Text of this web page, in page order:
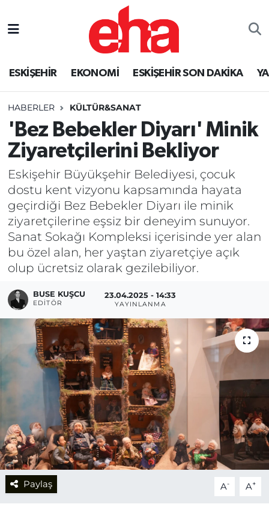
ESKİŞEHİR EKONOMİ ESKİŞEHİR SON DAKİKA
HABERLER KÜLTÜR&SANAT
'Bez Bebekler Diyarı' Minik
Ziyaretçilerini Bekliyor
Eskişehir Büyükşehir Belediyesi, çocuk
dostu kent vizyonu kapsamında hayata
geçirdiği Bez Bebekler Diyarı ile minik
ziyaretçilerine eşsiz bir deneyim sunuyor.
Sanat Sokağı Kompleksi içerisinde yer alan
bu özel alan, her yaştan ziyaretçiye açık
olup ücretsiz olarak gezilebiliyor.
BUSE KUŞCU
EDITÖR
23.04.2025 - 14:33
YAYINLANMA
Paylaş A- A+